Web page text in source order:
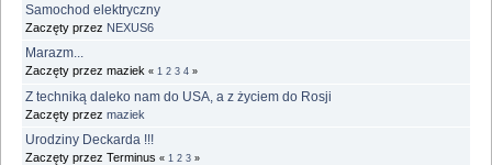
Samochod elektryczny
Zaczęty przez NEXUS6
Marazm...
Zaczęty przez maziek « 1 2 3 4 »
Z techniką daleko nam do USA, a z życiem do Rosji
Zaczęty przez maziek
Urodziny Deckarda !!!
Zaczęty przez Terminus « 1 2 3 »